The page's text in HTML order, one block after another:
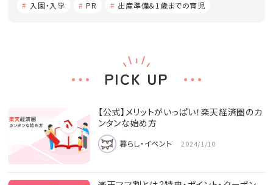
入園・入学 PR 出産準備＆1歳までの育児
PICK UP
【公式】メリットがいっぱい！楽天経済圏のカ
ンタンな始め方
暮らし・イベント 2024/1/10